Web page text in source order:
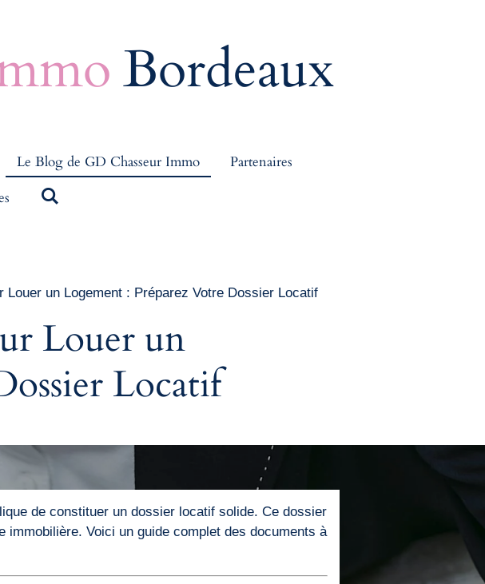
Bordeaux
Le Blog de GD Chasseur Immo
Partenaires
Louer un Logement : Préparez Votre Dossier Locatif
Louer un
Locatif
de constituer un dossier locatif solide. Ce dossier
Voici un guide complet des documents à